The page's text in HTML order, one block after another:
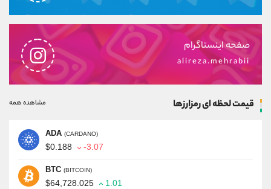
صفحه اینستاگرام
alireza.mehrabii
قیمت لحظه ای رمزارزها مشاهده همه
ADA (CARDANO)
$0.188 -3.07
BTC (BITCOIN)
$64,728.025 1.01